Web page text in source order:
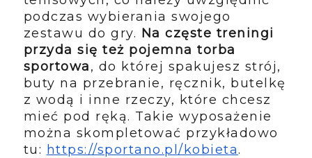
podczas wybierania swojego
zestawu do gry. Na częste treningi
przyda się też pojemna torba
sportowa, do której spakujesz strój,
buty na przebranie, ręcznik, butelkę
z wodą i inne rzeczy, które chcesz
mieć pod ręką. Takie wyposażenie
można skompletować przykładowo
tu: https://sportano.pl/kobieta.